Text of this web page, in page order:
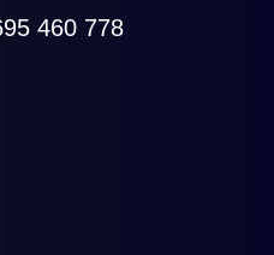
460 778